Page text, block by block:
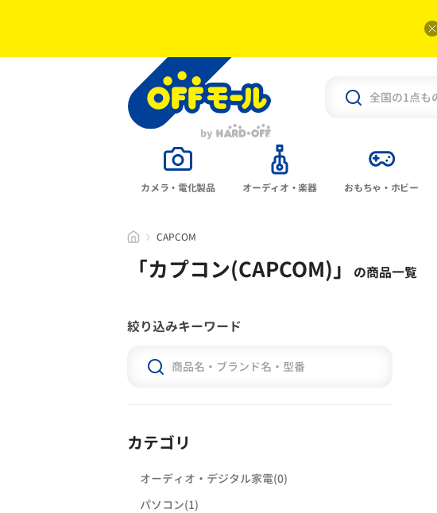
カメラ・電化製品 オーディオ・楽器 おもちゃ・ホビー
CAPCOM
「カプコン(CAPCOM)」 の商品一覧
絞り込みキーワード
カテゴリ
オーディオ・デジタル家電(0)
パソコン(1)